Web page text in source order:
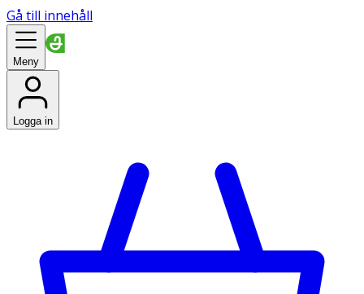
Gå till innehåll
Meny
Logga in